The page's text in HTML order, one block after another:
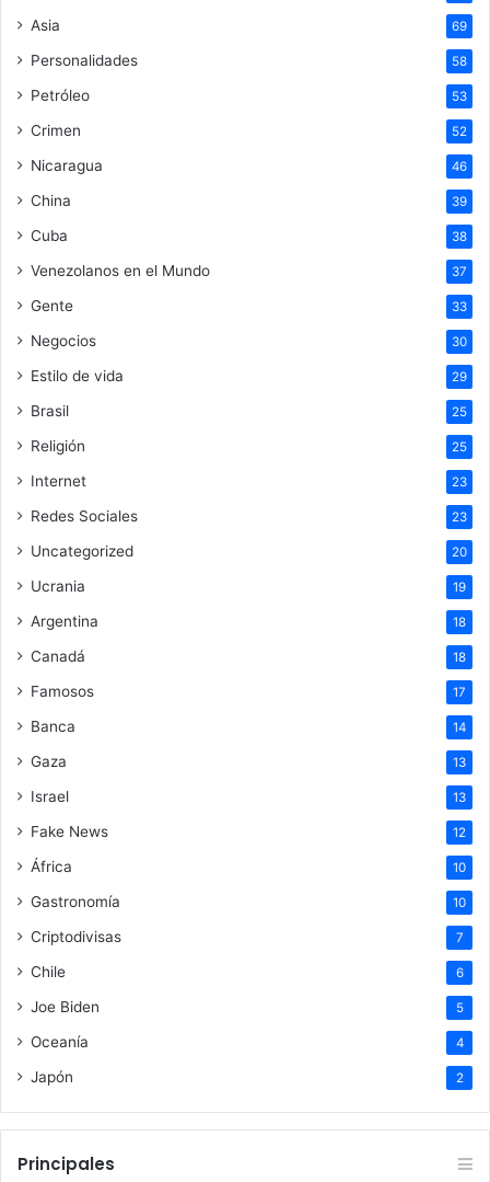
Asia 69
Personalidades 58
Petróleo 53
Crimen 52
Nicaragua 46
China 39
Cuba 38
Venezolanos en el Mundo 37
Gente 33
Negocios 30
Estilo de vida 29
Brasil 25
Religión 25
Internet 23
Redes Sociales 23
Uncategorized 20
Ucrania 19
Argentina 18
Canadá 18
Famosos 17
Banca 14
Gaza 13
Israel 13
Fake News 12
África 10
Gastronomía 10
Criptodivisas 7
Chile 6
Joe Biden 5
Oceanía 4
Japón 2
Principales